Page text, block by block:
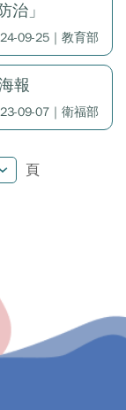
治」
09-25｜教育部
報
09-07｜衛福部
頁